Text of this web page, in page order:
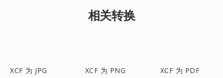
相关转换
XCF 为 JPG XCF 为 PNG XCF 为 PDF